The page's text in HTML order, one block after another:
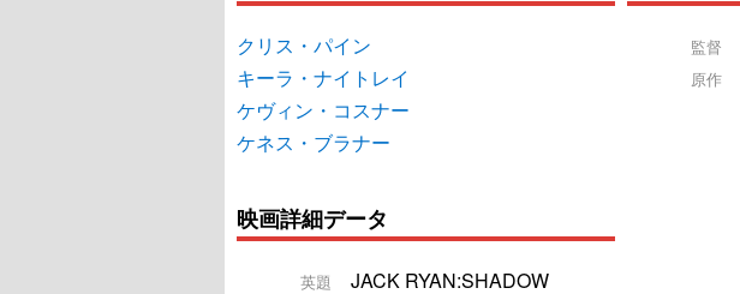
クリス・パイン
キーラ・ナイトレイ
ケヴィン・コスナー
ケネス・ブラナー
監督
原作
映画詳細データ
英題
JACK RYAN:SHADOW